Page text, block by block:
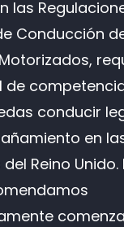
las
Conducción
de
conducir
en
Reino Unido.